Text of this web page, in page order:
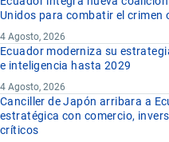
Unidos para combatir el crimen
4 Agosto, 2026
Ecuador moderniza su
e inteligencia hasta 2029
4 Agosto, 2026
Canciller de Japón arribara a
estratégica con comercio,
críticos